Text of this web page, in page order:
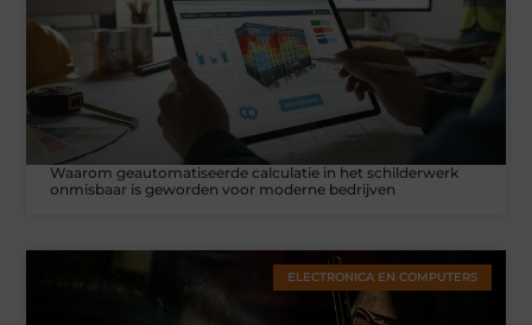
Waarom geautomatiseerde calculatie in het schilderwerk
onmisbaar is geworden voor moderne bedrijven
ELECTRONICA EN COMPUTERS